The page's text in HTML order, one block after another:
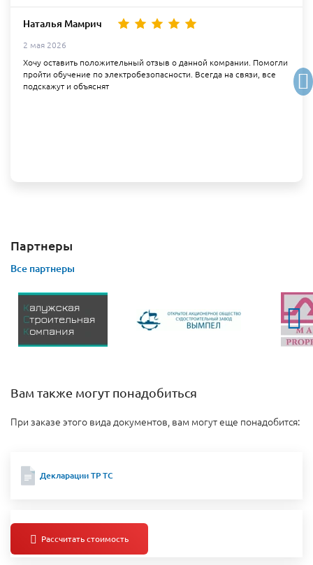
Наталья Мамрич
2 мая 2026
Хочу оставить положительный отзыв о данной комрании. Помогли
пройти обучение по электробезопасности. Всегда на связи, все
подскажут и объяснят
Партнеры
Все партнеры
Вам также могут понадобиться
При заказе этого вида документов, вам могут еще понадобится:
Декларации ТР ТС
Отказное письмо